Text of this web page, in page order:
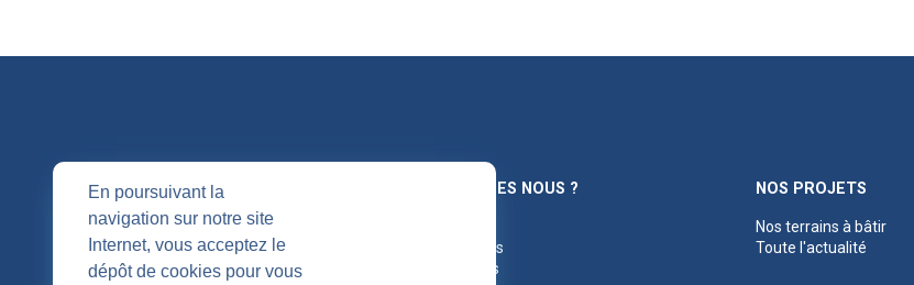
En poursuivant la
navigation sur notre site
Internet, vous acceptez le
dépôt de cookies pour vous
QUI SOMMES NOUS ?
Nos agences
Publications
NOS PROJETS
Nos terrains à bâtir
Toute l'actualité